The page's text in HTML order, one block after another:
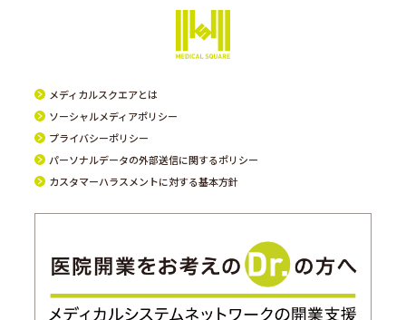
メディカルスクエアとは
ソーシャルメディアポリシー
プライバシーポリシー
パーソナルデータの外部送信に関するポリシー
カスタマーハラスメントに対する基本方針